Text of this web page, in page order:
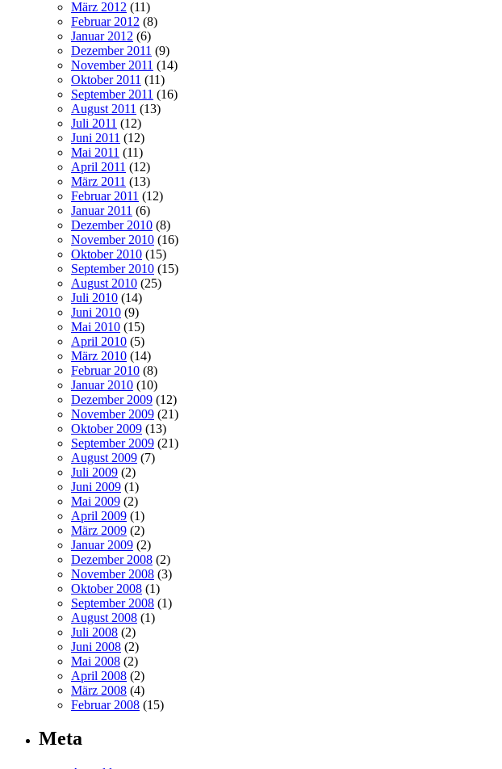
März 2012 (11)
Februar 2012 (8)
Januar 2012 (6)
Dezember 2011 (9)
November 2011 (14)
Oktober 2011 (11)
September 2011 (16)
August 2011 (13)
Juli 2011 (12)
Juni 2011 (12)
Mai 2011 (11)
April 2011 (12)
März 2011 (13)
Februar 2011 (12)
Januar 2011 (6)
Dezember 2010 (8)
November 2010 (16)
Oktober 2010 (15)
September 2010 (15)
August 2010 (25)
Juli 2010 (14)
Juni 2010 (9)
Mai 2010 (15)
April 2010 (5)
März 2010 (14)
Februar 2010 (8)
Januar 2010 (10)
Dezember 2009 (12)
November 2009 (21)
Oktober 2009 (13)
September 2009 (21)
August 2009 (7)
Juli 2009 (2)
Juni 2009 (1)
Mai 2009 (2)
April 2009 (1)
März 2009 (2)
Januar 2009 (2)
Dezember 2008 (2)
November 2008 (3)
Oktober 2008 (1)
September 2008 (1)
August 2008 (1)
Juli 2008 (2)
Juni 2008 (2)
Mai 2008 (2)
April 2008 (2)
März 2008 (4)
Februar 2008 (15)
Meta